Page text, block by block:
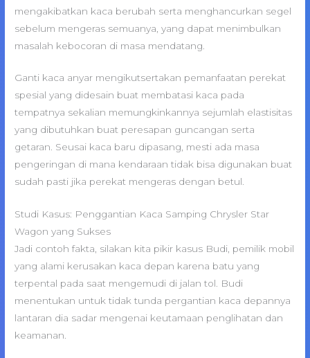
mengakibatkan kaca berubah serta menghancurkan segel
sebelum mengeras semuanya, yang dapat menimbulkan
masalah kebocoran di masa mendatang.
Ganti kaca anyar mengikutsertakan pemanfaatan perekat
spesial yang didesain buat membatasi kaca pada
tempatnya sekalian memungkinkannya sejumlah elastisitas
yang dibutuhkan buat peresapan guncangan serta
getaran. Seusai kaca baru dipasang, mesti ada masa
pengeringan di mana kendaraan tidak bisa digunakan buat
sudah pasti jika perekat mengeras dengan betul.
Studi Kasus: Penggantian Kaca Samping Chrysler Star
Wagon yang Sukses
Jadi contoh fakta, silakan kita pikir kasus Budi, pemilik mobil
yang alami kerusakan kaca depan karena batu yang
terpental pada saat mengemudi di jalan tol. Budi
menentukan untuk tidak tunda pergantian kaca depannya
lantaran dia sadar mengenai keutamaan penglihatan dan
keamanan.